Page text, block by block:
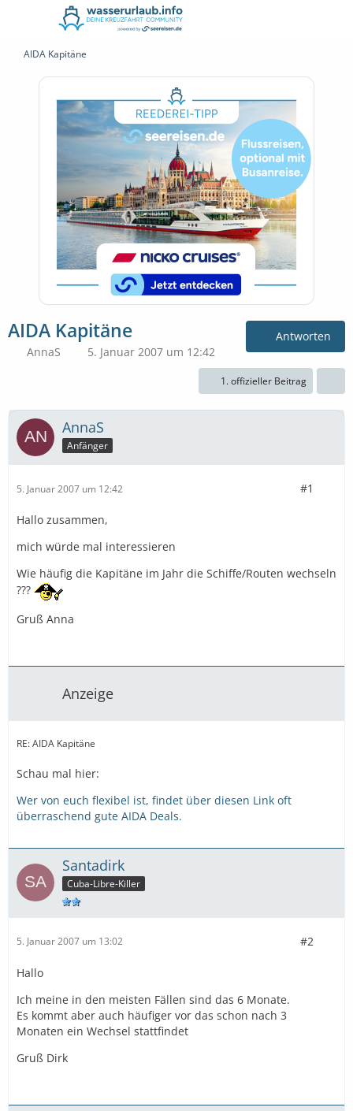
AIDA Kapitäne
AIDA Kapitäne
AnnaS 5. Januar 2007 um 12:42
Antworten
1. offizieller Beitrag
AnnaS
Anfänger
5. Januar 2007 um 12:42 #1
Hallo zusammen,
mich würde mal interessieren
Wie häufig die Kapitäne im Jahr die Schiffe/Routen wechseln
???
Gruß Anna
Anzeige
RE: AIDA Kapitäne
Schau mal hier:
Wer von euch flexibel ist, findet über diesen Link oft
überraschend gute AIDA Deals.
Santadirk
Cuba-Libre-Killer
5. Januar 2007 um 13:02 #2
Hallo
Ich meine in den meisten Fällen sind das 6 Monate.
Es kommt aber auch häufiger vor das schon nach 3
Monaten ein Wechsel stattfindet
Gruß Dirk